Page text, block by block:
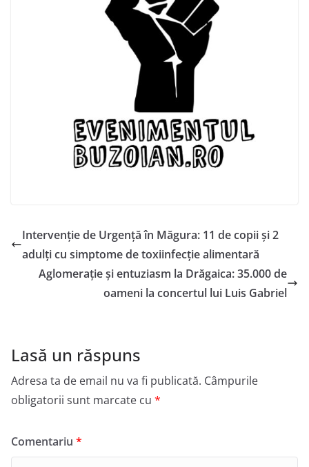
Intervenție de Urgență în Măgura: 11 de copii și 2
adulți cu simptome de toxiinfecție alimentară
Aglomerație și entuziasm la Drăgaica: 35.000 de
oameni la concertul lui Luis Gabriel
Lasă un răspuns
Adresa ta de email nu va fi publicată. Câmpurile
obligatorii sunt marcate cu *
Comentariu *